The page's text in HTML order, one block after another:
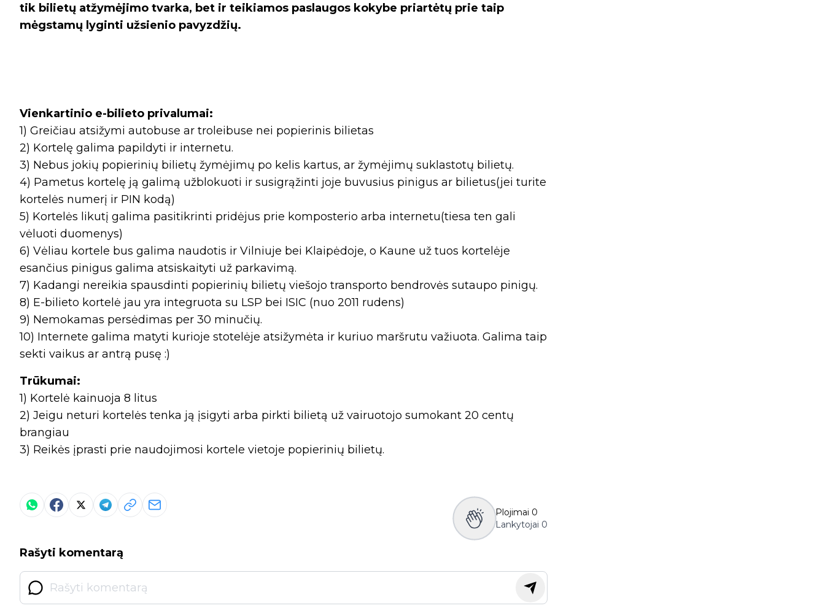
tik bilietų atžymėjimo tvarka, bet ir teikiamos paslaugos kokybe priartėtų prie taip
mėgstamų lyginti užsienio pavyzdžių.
Vienkartinio e-bilieto privalumai:
1) Greičiau atsižymi autobuse ar troleibuse nei popierinis bilietas
2) Kortelę galima papildyti ir internetu.
3) Nebus jokių popierinių bilietų žymėjimų po kelis kartus, ar žymėjimų suklastotų bilietų.
4) Pametus kortelę ją galimą užblokuoti ir susigrąžinti joje buvusius pinigus ar bilietus(jei turite
kortelės numerį ir PIN kodą)
5) Kortelės likutį galima pasitikrinti pridėjus prie komposterio arba internetu(tiesa ten gali
vėluoti duomenys)
6) Vėliau kortele bus galima naudotis ir Vilniuje bei Klaipėdoje, o Kaune už tuos kortelėje
esančius pinigus galima atsiskaityti už parkavimą.
7) Kadangi nereikia spausdinti popierinių bilietų viešojo transporto bendrovės sutaupo pinigų.
8) E-bilieto kortelė jau yra integruota su LSP bei ISIC (nuo 2011 rudens)
9) Nemokamas persėdimas per 30 minučių.
10) Internete galima matyti kurioje stotelėje atsižymėta ir kuriuo maršrutu važiuota. Galima taip
sekti vaikus ar antrą pusę :)
Trūkumai:
1) Kortelė kainuoja 8 litus
2) Jeigu neturi kortelės tenka ją įsigyti arba pirkti bilietą už vairuotojo sumokant 20 centų
brangiau
3) Reikės įprasti prie naudojimosi kortele vietoje popierinių bilietų.
Plojimai 0
Lankytojai 0
Rašyti komentarą